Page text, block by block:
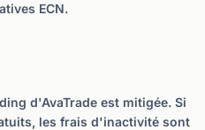
ECN.
d'AvaTrade est mitigée. Si
les frais d'inactivité sont